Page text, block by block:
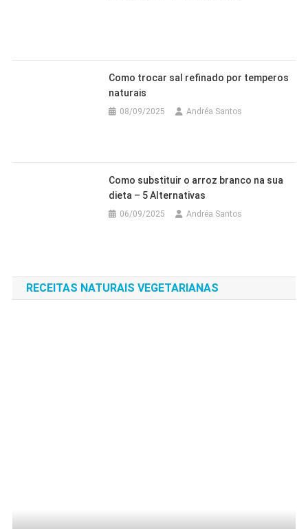
Como trocar sal refinado por temperos
naturais
08/09/2025 Andréa Santos
Como substituir o arroz branco na sua
dieta – 5 Alternativas
06/09/2025 Andréa Santos
RECEITAS NATURAIS VEGETARIANAS